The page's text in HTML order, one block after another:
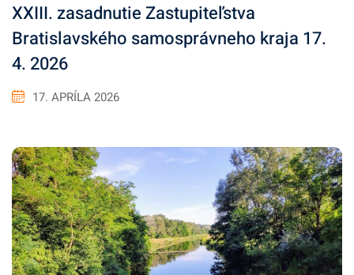
XXIII. zasadnutie Zastupiteľstva
Bratislavského samosprávneho kraja 17.
4. 2026
17. APRÍLA 2026